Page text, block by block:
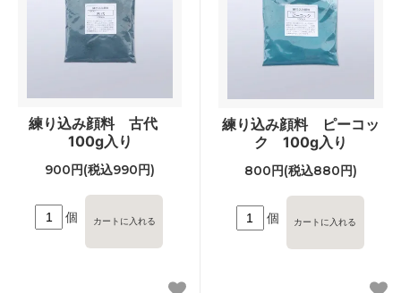
練り込み顔料 古代
100g入り
900円(税込990円)
個
練り込み顔料 ピーコッ
ク 100g入り
800円(税込880円)
個